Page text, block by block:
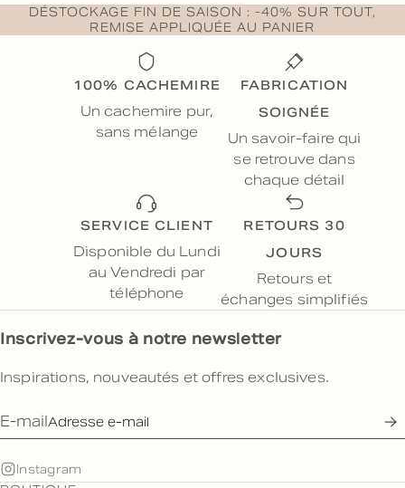
DÉSTOCKAGE FIN DE SAISON : -40% SUR TOUT,
REMISE APPLIQUÉE AU PANIER
100% CACHEMIRE
Un cachemire pur,
sans mélange
FABRICATION
SOIGNÉE
Un savoir-faire qui
se retrouve dans
chaque détail
SERVICE CLIENT
Disponible du Lundi
au Vendredi par
téléphone
RETOURS 30
JOURS
Retours et
échanges simplifiés
Inscrivez-vous à notre newsletter
Inspirations, nouveautés et offres exclusives.
E-mail
Instagram